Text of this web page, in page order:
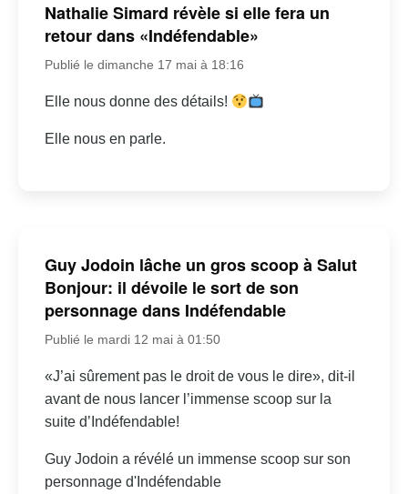
Nathalie Simard révèle si elle fera un
retour dans «Indéfendable»
Publié le dimanche 17 mai à 18:16
Elle nous donne des détails!
Elle nous en parle.
Guy Jodoin lâche un gros scoop à Salut
Bonjour: il dévoile le sort de son
personnage dans Indéfendable
Publié le mardi 12 mai à 01:50
«J’ai sûrement pas le droit de vous le dire», dit-il
avant de nous lancer l’immense scoop sur la
suite d’Indéfendable!
Guy Jodoin a révélé un immense scoop sur son
personnage d'Indéfendable